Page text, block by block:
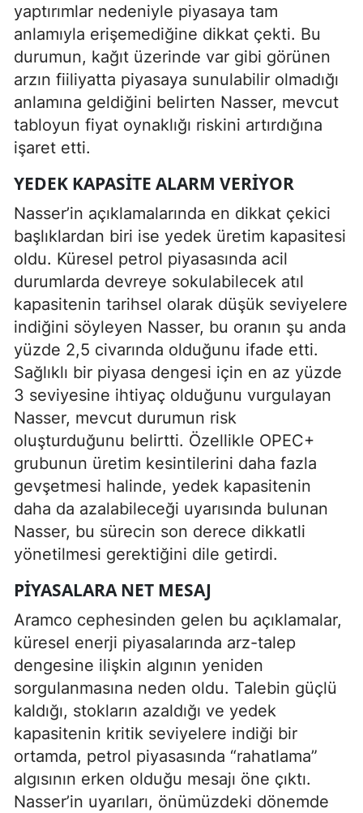
yaptırımlar nedeniyle piyasaya tam
anlamıyla erişemediğine dikkat çekti. Bu
durumun, kağıt üzerinde var gibi görünen
arzın fiiliyatta piyasaya sunulabilir olmadığı
anlamına geldiğini belirten Nasser, mevcut
tabloyun fiyat oynaklığı riskini artırdığına
işaret etti.
YEDEK KAPASITE ALARM VERIYOR
Nasser’in açıklamalarında en dikkat çekici
başlıklardan biri ise yedek üretim kapasitesi
oldu. Küresel petrol piyasasında acil
durumlarda devreye sokulabilecek atıl
kapasitenin tarihsel olarak düşük seviyelere
indiğini söyleyen Nasser, bu oranın şu anda
yüzde 2,5 civarında olduğunu ifade etti.
Sağlıklı bir piyasa dengesi için en az yüzde
3 seviyesine ihtiyaç olduğunu vurgulayan
Nasser, mevcut durumun risk
oluşturduğunu belirtti. Özellikle OPEC+
grubunun üretim kesintilerini daha fazla
gevşetmesi halinde, yedek kapasitenin
daha da azalabileceği uyarısında bulunan
Nasser, bu sürecin son derece dikkatli
yönetilmesi gerektiğini dile getirdi.
PIYASALARA NET MESAJ
Aramco cephesinden gelen bu açıklamalar,
küresel enerji piyasalarında arz-talep
dengesine ilişkin algının yeniden
sorgulanmasına neden oldu. Talebin güçlü
kaldığı, stokların azaldığı ve yedek
kapasitenin kritik seviyelere indiği bir
ortamda, petrol piyasasında “rahatlama”
algısının erken olduğu mesajı öne çıktı.
Nasser’in uyarıları, önümüzdeki dönemde